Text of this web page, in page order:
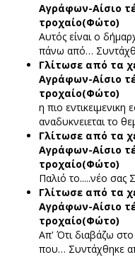
Αγράφων-Αίσιο
τροχαίο(Φώτο)
Αυτός είναι ο
πάνω από…
Γλίτωσε από τα
Αγράφων-Αίσιο
τροχαίο(Φώτο)
η πιο
αναδυκνειεται το
Γλίτωσε από τα
Αγράφων-Αίσιο
τροχαίο(Φώτο)
Παλιό το.....νέο σας
Γλίτωσε από τα
Αγράφων-Αίσιο
τροχαίο(Φώτο)
Απ' Ότι διαβάζω
που… Συντάχθηκε